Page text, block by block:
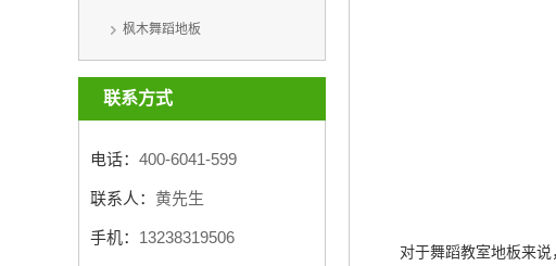
枫木舞蹈地板
联系方式
电话： 400-6041-599
联系人： 黄先生
手机： 13238319506
对于舞蹈教室地板来